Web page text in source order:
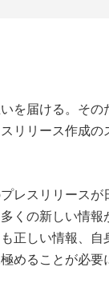
を届ける。その
リリース作成の
レスリリースが
くの新しい情報
正しい情報、自
めることが必要